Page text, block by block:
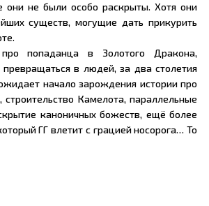
они не были особо раскрыты. Хотя они
существ, могущие дать прикурить
попаданца в Золотого Дракона,
в людей, за два столетия
начало зарождения истории про
Камелота, параллельные
каноничных божеств, ещё более
ГГ влетит с грацией носорога… То